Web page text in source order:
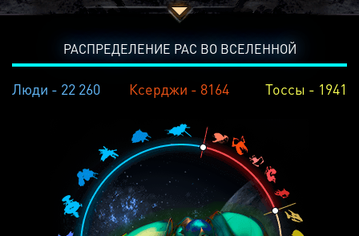
РАСПРЕДЕЛЕНИЕ РАС ВО ВСЕЛЕННОЙ
Люди - 22 260 Ксерджи - 8164 Тоссы - 1941